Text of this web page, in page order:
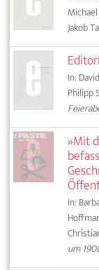
Jakob
In:
Philipp
»Mit
In:
um